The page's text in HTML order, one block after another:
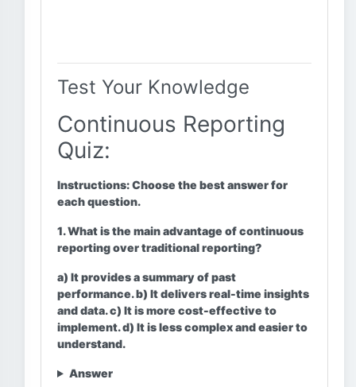
Test Your Knowledge
Continuous Reporting
Quiz:
Instructions:Choose the best answer for
each question.
1. What is the main advantage of continuous
reporting over traditional reporting?
a) It provides a summary of past
performance. b) It delivers real-time insights
and data. c) It is more cost-effective to
implement. d) It is less complex and easier to
understand.
Answer